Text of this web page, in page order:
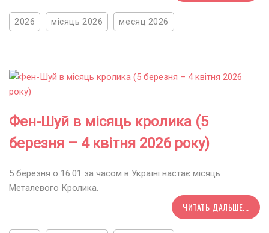
2026 місяць 2026 месяц 2026
Фен-Шуй в місяць кролика (5
березня – 4 квітня 2026 року)
5 березня о 16:01 за часом в Україні настає місяць
Металевого Кролика.
ЧИТАТЬ ДАЛЬШЕ...